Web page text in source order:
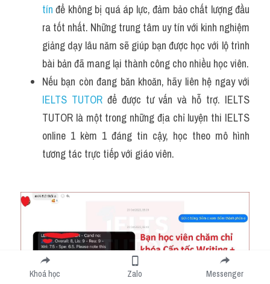
tín để không bị quá áp lực, đảm bảo chất lượng đầu
ra tốt nhất. Những trung tâm uy tín với kinh nghiệm
giảng dạy lâu năm sẽ giúp bạn được học với lộ trình
bài bản đã mang lại thành công cho nhiều học viên.
IELTS TUTOR để được tư vấn và hỗ trợ. IELTS
TUTOR là một trong những địa chỉ luyện thi IELTS
online 1 kèm 1 đáng tin cậy, học theo mô hình
tương tác trực tiếp với giáo viên.
Khoá học Zalo Messenger